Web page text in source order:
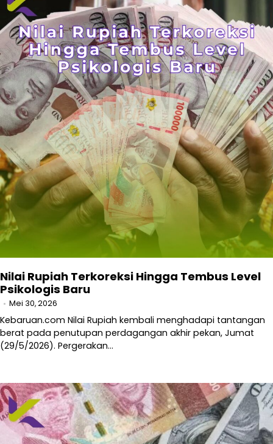
Nilai Rupiah Terkoreksi Hingga Tembus Level
Psikologis Baru
Mei 30, 2026
Kebaruan.com Nilai Rupiah kembali menghadapi tantangan
berat pada penutupan perdagangan akhir pekan, Jumat
(29/5/2026). Pergerakan…